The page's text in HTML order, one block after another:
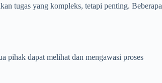
tugas yang kompleks, tetapi penting. Beberapa
pihak dapat melihat dan mengawasi proses